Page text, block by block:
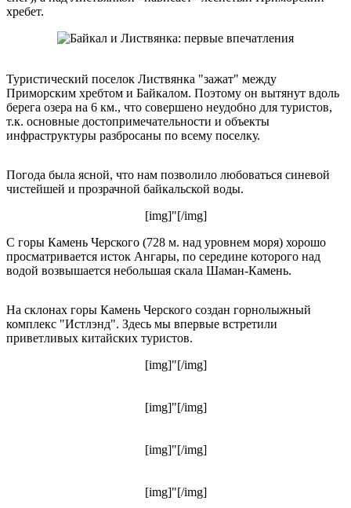
хребет.
Туристический поселок Листвянка "зажат" между
Приморским хребтом и Байкалом. Поэтому он вытянут вдоль
берега озера на 6 км., что совершено неудобно для туристов,
т.к. основные достопримечательности и объекты
инфраструктуры разбросаны по всему поселку.
Погода была ясной, что нам позволило любоваться синевой
чистейшей и прозрачной байкальской воды.
[img]"[/img]
С горы Камень Черского (728 м. над уровнем моря) хорошо
просматривается исток Ангары, по середине которого над
водой возвышается небольшая скала Шаман-Камень.
На склонах горы Камень Черского создан горнолыжный
комплекс "Истлэнд". Здесь мы впервые встретили
приветливых китайских туристов.
[img]"[/img]
[img]"[/img]
[img]"[/img]
[img]"[/img]